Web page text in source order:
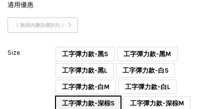
適用優惠
\ 無痕內褲加價折扣 /
Size 工字彈力款-黑S 工字彈力款-黑M
工字彈力款-黑L 工字彈力款-白S
工字彈力款-白M 工字彈力款-白L
工字彈力款-深棕S 工字彈力款-深棕M